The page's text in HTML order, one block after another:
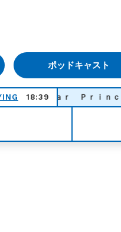
ポッドキャスト
18:39
Ｄｅａｒ Ｐｒｉｎｃｅ ～